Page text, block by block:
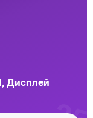
Дисплей